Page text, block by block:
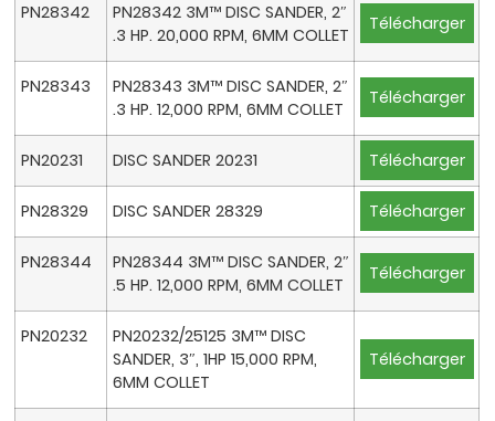
PN28342
PN28342 3M™ DISC SANDER, 2″
.3 HP. 20,000 RPM, 6MM COLLET
Télécharger
PN28343
PN28343 3M™ DISC SANDER, 2″
.3 HP. 12,000 RPM, 6MM COLLET
Télécharger
PN20231 DISC SANDER 20231 Télécharger
PN28329 DISC SANDER 28329 Télécharger
PN28344
PN28344 3M™ DISC SANDER, 2″
.5 HP. 12,000 RPM, 6MM COLLET
Télécharger
PN20232
PN20232/25125 3M™ DISC
SANDER, 3″, 1HP 15,000 RPM,
6MM COLLET
Télécharger